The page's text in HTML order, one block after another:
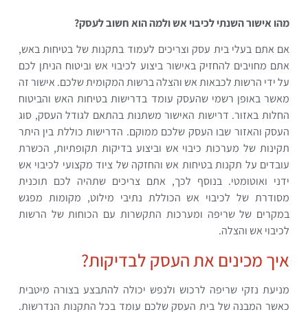
מהו אישור השנתי לכיבוי אש ולמה הוא חשוב לעסק?
אם אתם בעלי בית עסק וצריכים לעמוד בתקנות של בטיחות באש,
אתם מחויבים להחזיק באישור ביצוע לכיבוי אש וביטוח הניתן לכם
על ידי הרשות לכבאות אש והצלה ברשות המקומית שלכם. אישור זה
מאשר באופן רשמי שהעסק עומד בדרישות בטיחות האש והביטוח
החלות באזור. דרישות האישור משתנות בהתאם לגודל העסק, סוג
העסק והאזור שבו העסק שלכם ממוקם. הדרישות כוללת בין היתר
תקינות של מערכות כיבוי אש וביצוע בדיקות תקופתיות, הכשרת
עובדים על תקנות בטיחות אש והחזקה של ציוד מקצועי לכיבוי אש
ידני ואוטומטי. בנוסף לכך, אתם צריכים שתהיה לכם תוכנית
מסודרת של לכיבוי אש הכוללת נתיבי מילוט, מקומות מפגש
במקרים של שריפה ומערכות התקשרות עם הכוחות של הרשות
לכיבוי אש והצלה.
איך מכינים את העסק לבדיקות?
מניעת נזקי שריפה לרכוש ולנפש יכולה להתבצע בצורה מיטבית
כאשר המבנה של בית העסק שלכם עומד בכל התקנות הנדרשות.